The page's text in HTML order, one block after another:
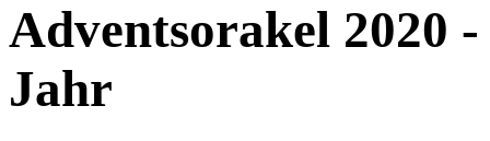
Adventsorakel 2020
Jahr